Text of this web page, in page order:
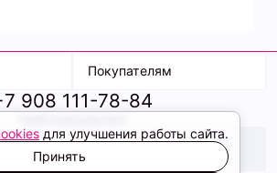
Покупателям
Доставка
Обмен и возврат
Образы
908 111-78-84
для улучшения работы сайта.
Принять